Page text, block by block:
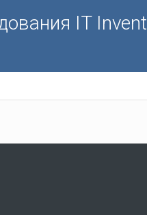
IT Invent